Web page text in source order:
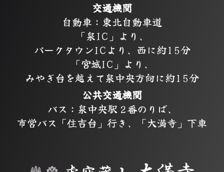
交通機関
自動車：東北自動車道
「泉IC」より、
パークタウンICより、西に約15分
「宮城IC」より、
みやぎ台を越えて泉中央方向に約15分
公共交通機関
バス：泉中央駅 2番のりば、
市営バス「住吉台」行き、「大満寺」下車